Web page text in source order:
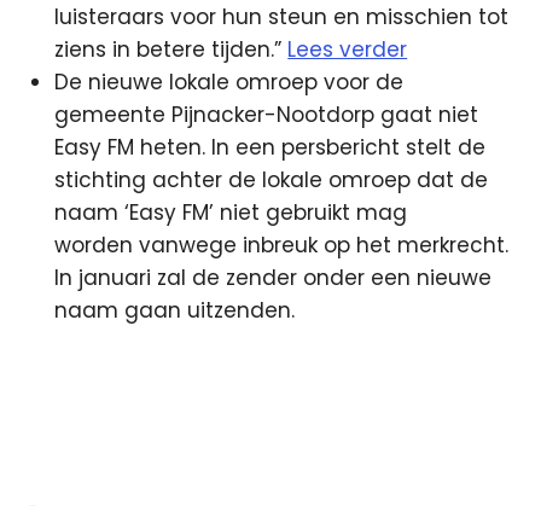
luisteraars voor hun steun en misschien tot
ziens in betere tijden.” Lees verder
De nieuwe lokale omroep voor de
gemeente Pijnacker-Nootdorp gaat niet
Easy FM heten. In een persbericht stelt de
stichting achter de lokale omroep dat de
naam ‘Easy FM’ niet gebruikt mag
worden vanwege inbreuk op het merkrecht.
In januari zal de zender onder een nieuwe
naam gaan uitzenden.